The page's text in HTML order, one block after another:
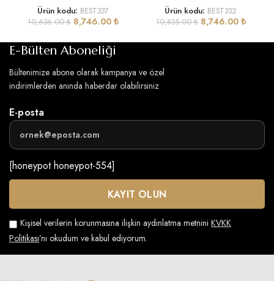
Ürün kodu: BEST337
10,636.00₺ 8,746.00 ₺
Ürün kodu: BEST332
10,835.00₺ 8,746.00 ₺
E-Bülten Aboneliği
Bültenimize abone olarak kampanya ve özel
indirimlerden anında haberdar olabilirsiniz
E-posta
[honeypot honeypot-554]
Kişisel verilerin korunmasına ilişkin aydınlatma metnini KVKK
Politikası’nı okudum ve kabul ediyorum.